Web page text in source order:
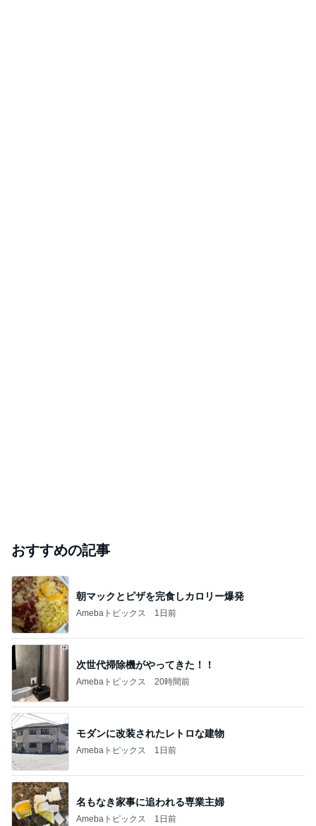
おすすめの記事
朝マックとピザを完食しカロリー爆発
Amebaトピックス 1日前
次世代掃除機がやってきた！！
Amebaトピックス 20時間前
モダンに改装されたレトロな建物
Amebaトピックス 1日前
名もなき家事に追われる専業主婦
Amebaトピックス 1日前